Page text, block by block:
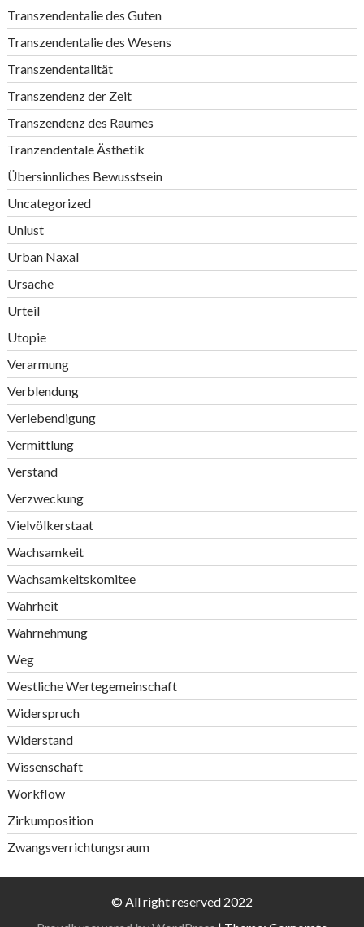
Transzendentalie des Guten
Transzendentalie des Wesens
Transzendentalität
Transzendenz der Zeit
Transzendenz des Raumes
Tranzendentale Ästhetik
Übersinnliches Bewusstsein
Uncategorized
Unlust
Urban Naxal
Ursache
Urteil
Utopie
Verarmung
Verblendung
Verlebendigung
Vermittlung
Verstand
Verzweckung
Vielvölkerstaat
Wachsamkeit
Wachsamkeitskomitee
Wahrheit
Wahrnehmung
Weg
Westliche Wertegemeinschaft
Widerspruch
Widerstand
Wissenschaft
Workflow
Zirkumposition
Zwangsverrichtungsraum
© All right reserved 2022